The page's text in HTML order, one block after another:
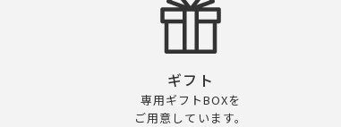
ギフト
専用ギフトBOXを
ご用意しています。